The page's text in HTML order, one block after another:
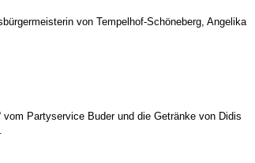
von Tempelhof-Schöneberg, Angelika
Partyservice Buder und die Getränke von Didis